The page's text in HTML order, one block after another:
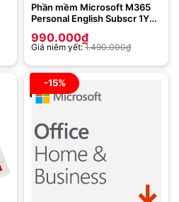
Phần mềm Microsoft M365
Personal English Subscr 1YR
Emerging Market P10 (QQ2-
01896)
990.000₫
Giá niêm yết:1.490.000₫
-15%